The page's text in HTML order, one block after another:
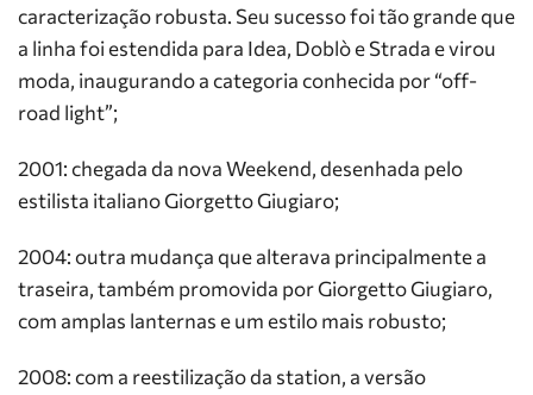
caracterização robusta. Seu sucesso foi tão grande que
a linha foi estendida para Idea, Doblò e Strada e virou
moda, inaugurando a categoria conhecida por “off-
road light”;
2001: chegada da nova Weekend, desenhada pelo
estilista italiano Giorgetto Giugiaro;
2004: outra mudança que alterava principalmente a
traseira, também promovida por Giorgetto Giugiaro,
com amplas lanternas e um estilo mais robusto;
2008: com a reestilização da station, a versão